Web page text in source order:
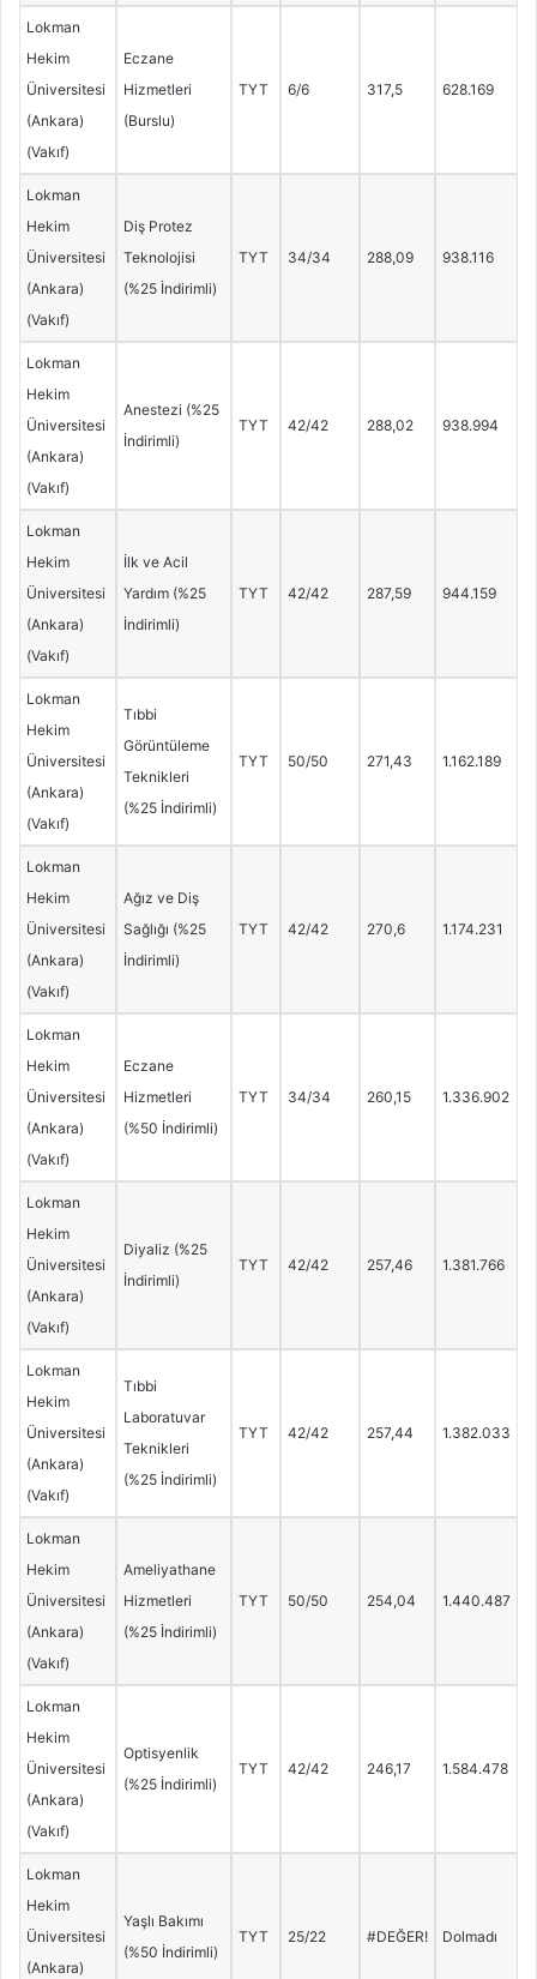
Lokman
Hekim
Üniversitesi
(Ankara)
(Vakıf)
Eczane
Hizmetleri
(Burslu)
TYT 6/6 317,5 628.169
Lokman
Hekim
Üniversitesi
(Ankara)
(Vakıf)
Diş Protez
Teknolojisi
(%25 İndirimli)
TYT 34/34 288,09 938.116
Lokman
Hekim
Üniversitesi
(Ankara)
(Vakıf)
Anestezi (%25
İndirimli)
TYT 42/42 288,02 938.994
Lokman
Hekim
Üniversitesi
(Ankara)
(Vakıf)
İlk ve Acil
Yardım (%25
İndirimli)
TYT 42/42 287,59 944.159
Lokman
Hekim
Üniversitesi
(Ankara)
(Vakıf)
Tıbbi
Görüntüleme
Teknikleri
(%25 İndirimli)
TYT 50/50 271,43 1.162.189
Lokman
Hekim
Üniversitesi
(Ankara)
(Vakıf)
Ağız ve Diş
Sağlığı (%25
İndirimli)
TYT 42/42 270,6 1.174.231
Lokman
Hekim
Üniversitesi
(Ankara)
(Vakıf)
Eczane
Hizmetleri
(%50 İndirimli)
TYT 34/34 260,15 1.336.902
Lokman
Hekim
Üniversitesi
(Ankara)
(Vakıf)
Diyaliz (%25
İndirimli)
TYT 42/42 257,46 1.381.766
Lokman
Hekim
Üniversitesi
(Ankara)
(Vakıf)
Tıbbi
Laboratuvar
Teknikleri
(%25 İndirimli)
TYT 42/42 257,44 1.382.033
Lokman
Hekim
Üniversitesi
(Ankara)
(Vakıf)
Ameliyathane
Hizmetleri
(%25 İndirimli)
TYT 50/50 254,04 1.440.487
Lokman
Hekim
Üniversitesi
(Ankara)
(Vakıf)
Optisyenlik
(%25 İndirimli)
TYT 42/42 246,17 1.584.478
Lokman
Hekim
Üniversitesi
(Ankara)
Yaşlı Bakımı
(%50 İndirimli)
TYT 25/22 #DEĞER! Dolmadı